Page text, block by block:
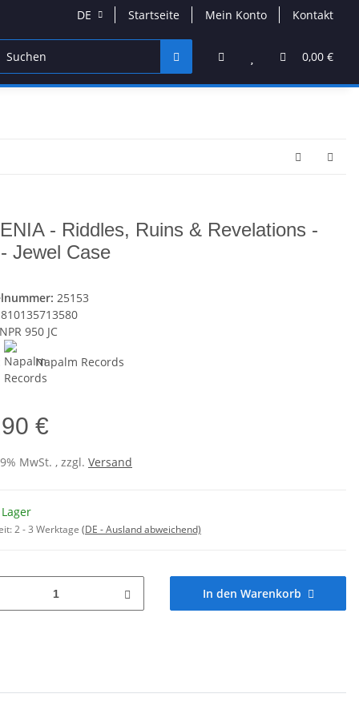
DE Startseite Mein Konto Kontakt
0,00 €
DVD & Blu-Ray Band Merchandise Schmuck &
- Riddles, Ruins & Revelations -
Jewel Case
25153
810135713580
NPR 950 JC
Napalm Records
€
MwSt. , zzgl. Versand
2 - 3 Werktage (DE - Ausland abweichend)
In den Warenkorb